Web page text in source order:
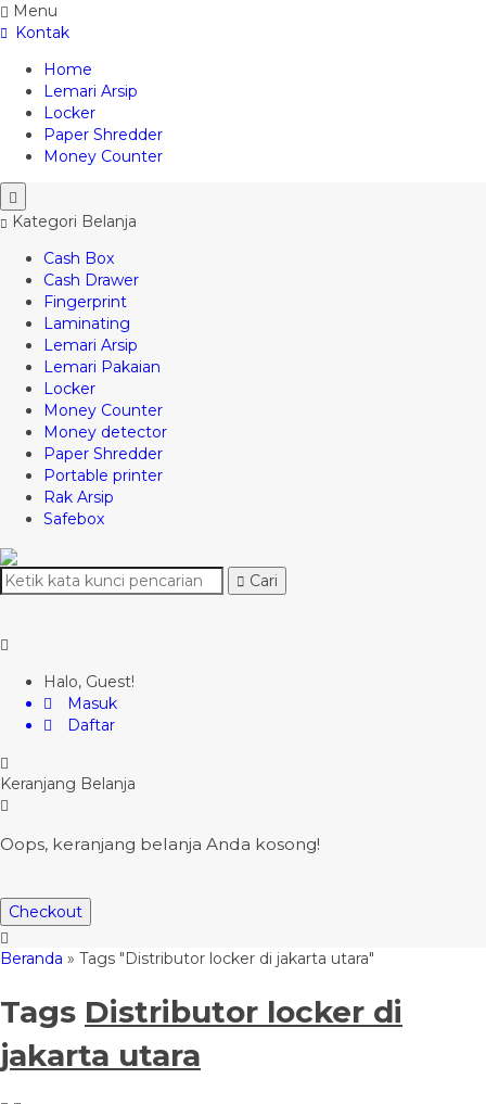
Menu
Kontak
Home
Lemari Arsip
Locker
Paper Shredder
Money Counter
Kategori Belanja
Cash Box
Cash Drawer
Fingerprint
Laminating
Lemari Arsip
Lemari Pakaian
Locker
Money Counter
Money detector
Paper Shredder
Portable printer
Rak Arsip
Safebox
Cari
Halo, Guest!
Masuk
Daftar
Keranjang Belanja
Oops, keranjang belanja Anda kosong!
Checkout
Beranda » Tags "Distributor locker di jakarta utara"
Tags Distributor locker di
jakarta utara